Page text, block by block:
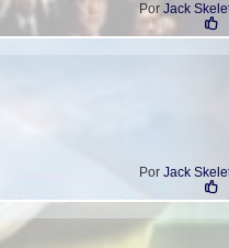
Por Jack
Por Jack